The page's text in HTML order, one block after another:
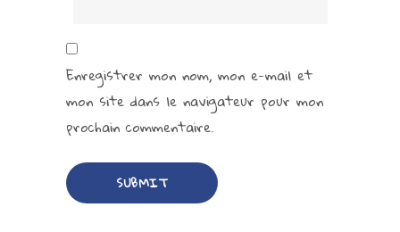
Enregistrer mon nom, mon e-mail et
mon site dans le navigateur pour mon
prochain commentaire.